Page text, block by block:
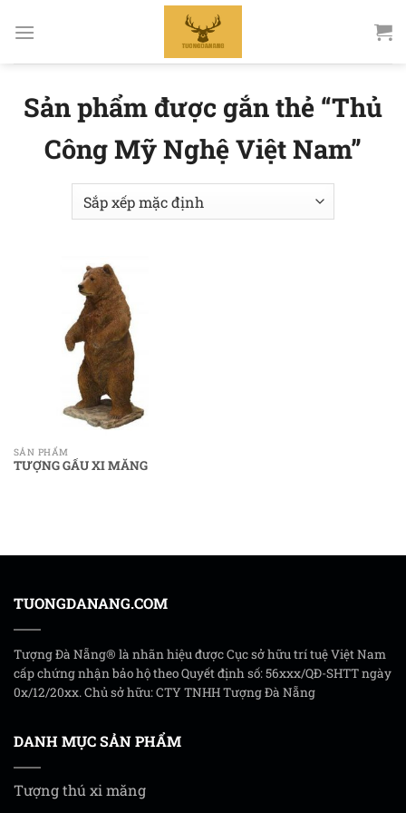
qua
Sản phẩm được gắn thẻ “Thủ
Công Mỹ Nghệ Việt Nam”
SẢN PHẨM
TƯỢNG GẤU XI MĂNG
TUONGDANANG.COM
Tượng Đà Nẵng® là nhãn hiệu được Cục sở hữu trí tuệ Việt Nam
cấp chứng nhận bảo hộ theo Quyết định số: 56xxx/QĐ-SHTT ngày
0x/12/20xx. Chủ sở hữu: CTY TNHH Tượng Đà Nẵng
DANH MỤC SẢN PHẨM
Tượng thú xi măng